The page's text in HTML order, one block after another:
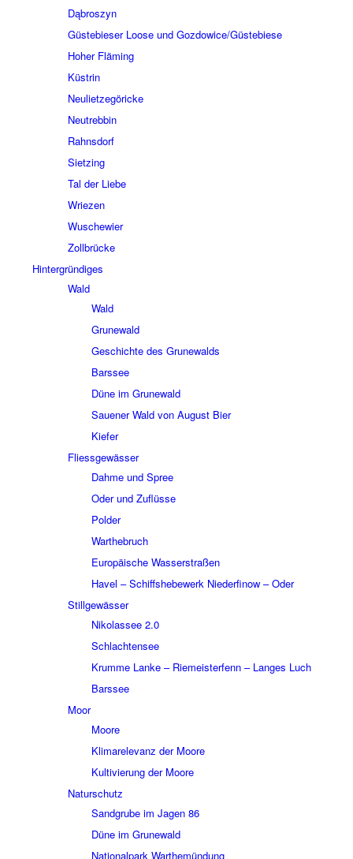
Dąbros­zyn
Güste­bie­ser Loose und Gozdowice/Güstebiese
Hoher Fläming
Küstrin
Neuliet­ze­gö­ricke
Neutreb­bin
Rahns­dorf
Siet­zing
Tal der Liebe
Wrie­zen
Wusche­wier
Zoll­brücke
Hinter­grün­di­ges
Wald
Wald
Grune­wald
Geschichte des Grune­walds
Bars­see
Düne im Grune­wald
Saue­ner Wald von August Bier
Kiefer
Fliess­ge­wäs­ser
Dahme und Spree
Oder und Zuflüsse
Polder
Wart­he­bruch
Euro­päi­sche Wasser­stra­ßen
Havel – Schiffs­he­be­werk Nieder­fi­now – Oder
Still­ge­wäs­ser
Niko­las­see 2.0
Schlach­ten­see
Krumme Lanke – Riemei­ster­fenn – Langes Luch
Bars­see
Moor
Moore
Klima­re­le­vanz der Moore
Kulti­vie­rung der Moore
Natur­schutz
Sand­grube im Jagen 86
Düne im Grune­wald
Natio­nal­park Warthe­mün­dung